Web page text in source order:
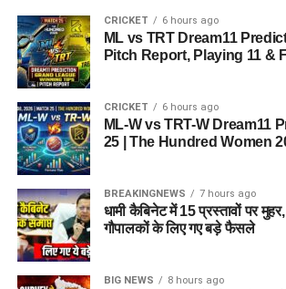
जेल नहीं, रेजिडेंशियल
होगा माहौल
CRICKET 6 hours ago
ML vs TRT Dream11
Pitch Report, Playing 11 &
CRICKET 6 hours ago
ML-W vs TRT-W Dream11
25 | The Hundred Women
BREAKINGNEWS 7 hours ago
धामी कैबिनेट में 15 प्रस्तावों पर
गौपालकों के लिए गए बड़े फैसले
BIG NEWS 8 hours ago